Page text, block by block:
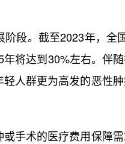
段。截至2023年，全
将达到30%左右。伴
人群更为高发的恶性
手术的医疗费用保障